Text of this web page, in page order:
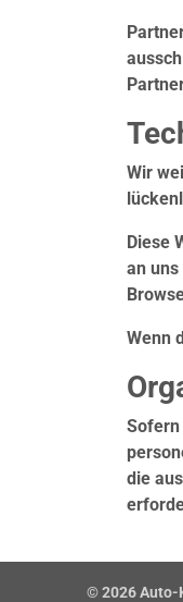
Wir
Diese
an
Wenn
Sofern
die
© 2026 Auto-